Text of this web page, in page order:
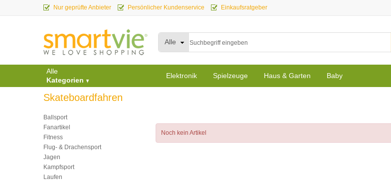
Nur geprüfte Anbieter Persönlicher Kundenservice Einkaufsratgeber
Alle
Alle
Kategorien
Elektronik Spielzeuge Haus & Garten Baby
Skateboardfahren
Ballsport
Fanartikel
Fitness
Flug- & Drachensport
Jagen
Kampfsport
Laufen
Noch kein Artikel